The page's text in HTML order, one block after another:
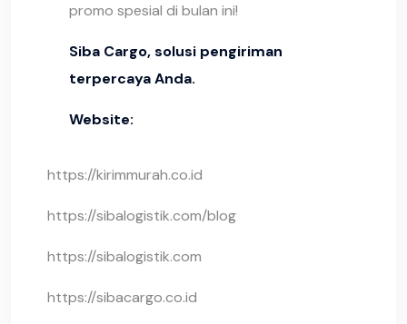
promo spesial di bulan ini!
Siba Cargo, solusi pengiriman
terpercaya Anda.
Website:
https://kirimmurah.co.id
https://sibalogistik.com/blog
https://sibalogistik.com
https://sibacargo.co.id